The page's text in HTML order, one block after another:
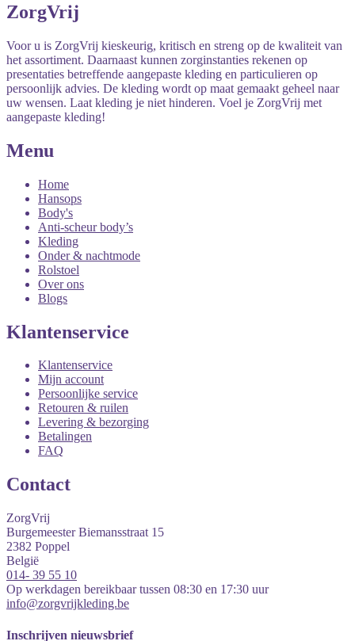
ZorgVrij
Voor u is ZorgVrij kieskeurig, kritisch en streng op de kwaliteit van
het assortiment. Daarnaast kunnen zorginstanties rekenen op
presentaties betreffende aangepaste kleding en particulieren op
persoonlijk advies. De kleding wordt op maat gemaakt geheel naar
uw wensen. Laat kleding je niet hinderen. Voel je ZorgVrij met
aangepaste kleding!
Menu
Home
Hansops
Body's
Anti-scheur body’s
Kleding
Onder & nachtmode
Rolstoel
Over ons
Blogs
Klantenservice
Klantenservice
Mijn account
Persoonlijke service
Retouren & ruilen
Levering & bezorging
Betalingen
FAQ
Contact
ZorgVrij
Burgemeester Biemansstraat 15
2382 Poppel
België
014- 39 55 10
Op werkdagen bereikbaar tussen 08:30 en 17:30 uur
info@zorgvrijkleding.be
Inschrijven nieuwsbrief